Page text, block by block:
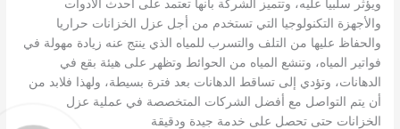
ويؤثر سلبيا عليه، وتتميز الشركة بأنها تعتمد على أحدث الأدوات
والأجهزة التكنولوجيا التي تستخدم من أجل عزل الخزانات حراريا
والحفاظ عليها من التلف والتسرب للمياه الذي ينتج عنه زيادة مهولة في
فواتير المياه، وتنشع المياه من الحوائط وتظهر على هيئة بقع في
الدهانات، وتؤدي إلى تساقط الدهانات بعد فترة بسيطة، ولهذا فلابد من
أن يتم التواصل مع أفضل الشركات المتخصصة في عملية عزل
الخزانات حتى تحصل على خدمة جيدة ودقيقة